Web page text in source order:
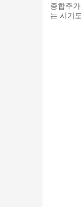
종합주
는 시기